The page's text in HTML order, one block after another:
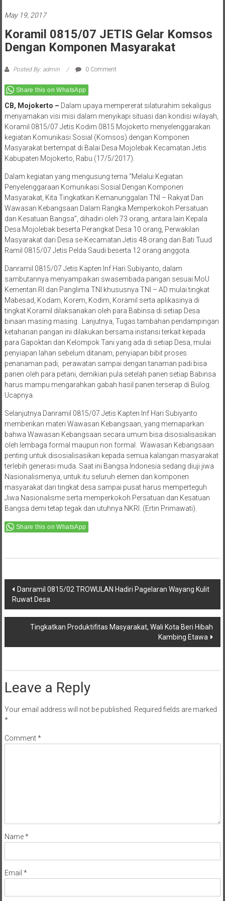
May 19, 2017
Koramil 0815/07 JETIS Gelar Komsos
Dengan Komponen Masyarakat
Posted By: admin 0 Comment
Share this on WhatsApp
CB, Mojokerto – Dalam upaya mempererat silaturahim sekaligus
menyamakan visi misi dalam menyikapi situasi dan kondisi wilayah,
Koramil 0815/07 Jetis Kodim 0815 Mojokerto menyelenggarakan
kegiatan Komunikasi Sosial (Komsos) dengan Komponen
Masyarakat bertempat di Balai Desa Mojolebak Kecamatan Jetis
Kabupaten Mojokerto, Rabu (17/5/2017).
Dalam kegiatan yang mengusung tema “Melalui Kegiatan
Penyelenggaraan Komunikasi Sosial Dengan Komponen
Masyarakat, Kita Tingkatkan Kemanunggalan TNI – Rakyat Dan
Wawasan Kebangsaan Dalam Rangka Memperkokoh Persatuan
dan Kesatuan Bangsa”, dihadiri oleh 73 orang, antara lain Kepala
Desa Mojolebak beserta Perangkat Desa 10 orang, Perwakilan
Masyarakat dari Desa se-Kecamatan Jetis 48 orang dan Bati Tuud
Ramil 0815/07 Jetis Pelda Saudi beserta 12 orang anggota.
Danramil 0815/07 Jetis Kapten Inf Hari Subiyanto, dalam
sambutannya menyampaikan swasembada pangan sesuai MoU
Kementan RI dan Panglima TNI khususnya TNI – AD mulai tingkat
Mabesad, Kodam, Korem, Kodim, Koramil serta aplikasinya di
tingkat Koramil dilaksanakan oleh para Babinsa di setiap Desa
binaan masing masing. Lanjutnya, Tugas tambahan pendampingan
ketahanan pangan ini dilakukan bersama instansi terkait kepada
para Gapoktan dan Kelompok Tani yang ada di setiap Desa, mulai
penyiapan lahan sebelum ditanam, penyiapan bibit proses
penanaman padi, perawatan sampai dengan tanaman padi bisa
panen oleh para petani, demikian pula setelah panen setiap Babinsa
harus mampu mengarahkan gabah hasil panen terserap di Bulog.
Ucapnya.
Selanjutnya Danramil 0815/07 Jetis Kapten Inf Hari Subiyanto
memberikan materi Wawasan Kebangsaan, yang memaparkan
bahwa Wawasan Kebangsaan secara umum bisa disosialisasikan
oleh lembaga formal maupun non formal. Wawasan Kebangsaan
penting untuk disosialisasikan kepada semua kalangan masyarakat
terlebih generasi muda. Saat ini Bangsa Indonesia sedang diuji jiwa
Nasionalismenya, untuk itu seluruh elemen dan komponen
masyarakat dari tingkat desa sampai pusat harus memperteguh
Jiwa Nasionalisme serta memperkokoh Persatuan dan Kesatuan
Bangsa demi tetap tegak dan utuhnya NKRI. (Ertin Primawati).
Share this on WhatsApp
Post
navigation
Danramil 0815/02 TROWULAN Hadiri Pagelaran Wayang Kulit
Ruwat Desa
Tingkatkan Produktifitas Masyarakat, Wali Kota Beri Hibah
Kambing Etawa
Leave a Reply
Your email address will not be published. Required fields are marked
*
Comment*
Name*
Email *